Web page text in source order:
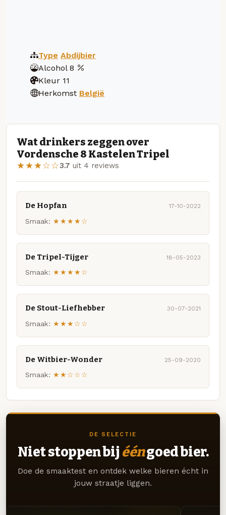
Type Abdijbier
Alcohol 8
Kleur 11
Herkomst België
Wat drinkers zeggen over
Vordensche 8 Kastelen Tripel
★★★☆☆3.7 uit 4 reviews
De Hopfan 17-10-2022
Smaak: ★★★★☆
De Tripel-Tijger 18-05-2023
Smaak: ★★★★☆
De Stout-Liefhebber 30-07-2021
Smaak: ★★★☆☆
De Witbier-Wonder 25-09-2020
Smaak: ★★☆☆☆
DE SELECTIE
Niet stoppen bij ééngoed bier.
Doe de smaaktest en ontdek welke bieren écht in
jouw straatje liggen.